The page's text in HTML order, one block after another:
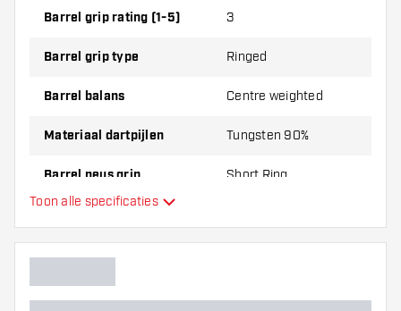
Barrel grip rating (1-5) 3
Barrel grip type Ringed
Barrel balans Centre weighted
Materiaal dartpijlen Tungsten 90%
Barrel neus grip Short Ring
Barrel kleur
Toon alle specificaties